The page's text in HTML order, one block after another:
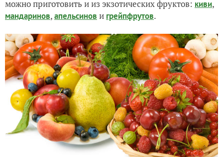
можно приготовить и из экзотических фруктов: киви,
мандаринов,апельсинов и грейпфрутов.